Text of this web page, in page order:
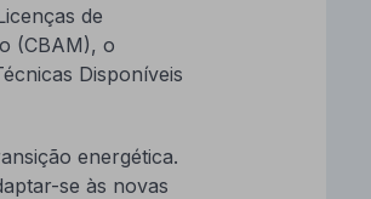
de
(CBAM), o
Disponíveis
energética.
se às novas